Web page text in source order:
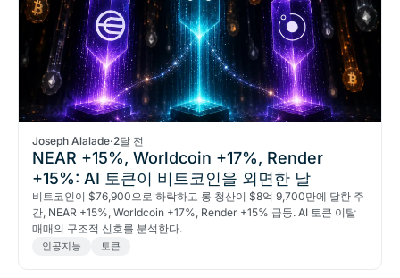
Joseph Alalade·2달 전
NEAR +15%, Worldcoin +17%, Render
+15%: AI 토큰이 비트코인을 외면한 날
비트코인이 $76,900으로 하락하고 롱 청산이 $8억 9,700만에 달한 주
간, NEAR +15%, Worldcoin +17%, Render +15% 급등. AI 토큰 이탈
매매의 구조적 신호를 분석한다.
인공지능 토큰